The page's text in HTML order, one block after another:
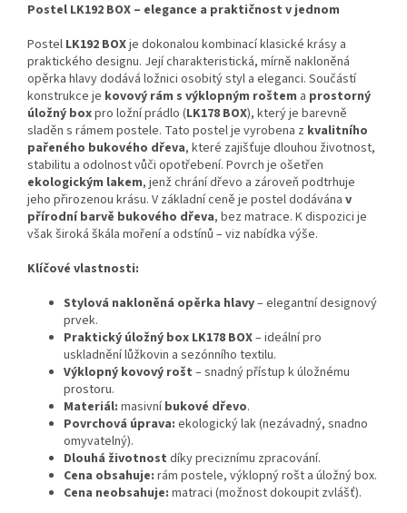
Postel LK192 BOX – elegance a praktičnost v jednom
Postel LK192 BOXje dokonalou kombinací klasické krásy a
praktického designu. Její charakteristická, mírně nakloněná
opěrka hlavy dodává ložnici osobitý styl a eleganci. Součástí
konstrukce je kovový rám s výklopným roštem a prostorný
úložný boxpro ložní prádlo (LK178 BOX), který je barevně
sladěn s rámem postele. Tato postel je vyrobena z kvalitního
pařeného bukového dřeva, které zajišťuje dlouhou životnost,
stabilitu a odolnost vůči opotřebení. Povrch je ošetřen
ekologickým lakem, jenž chrání dřevo a zároveň podtrhuje
jeho přirozenou krásu. V základní ceně je postel dodávána v
přírodní barvě bukového dřeva, bez matrace. K dispozici je
však široká škála moření a odstínů – viz nabídka výše.
Klíčové vlastnosti:
Stylová nakloněná opěrka hlavy– elegantní designový
prvek.
Praktický úložný box LK178 BOX– ideální pro
uskladnění lůžkovin a sezónního textilu.
Výklopný kovový rošt – snadný přístup k úložnému
prostoru.
Materiál: masivníbukové dřevo.
Povrchová úprava: ekologický lak (nezávadný, snadno
omyvatelný).
Dlouhá životnost díky preciznímu zpracování.
Cena obsahuje: rám postele, výklopný rošt a úložný box.
Cena neobsahuje: matraci (možnost dokoupit zvlášť).